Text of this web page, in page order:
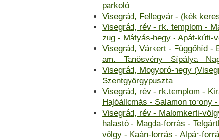
parkoló
Visegrád, Fellegvár - (kék
Visegrád, rév - rk. templom -
zug - Mátyás-hegy - Apát-kúti-
Visegrád, Várkert - Függőhíd -
am. - Tanösvény - Sípálya -
Visegrád, Mogyoró-hegy
Szentgyörgypuszta
Visegrád, rév - rk.templom -
Hajóállomás - Salamon torony
Visegrád, rév - Malomkerti-
halastó - Magda-forrás -
völgy - Kaán-forrás - Alpár-